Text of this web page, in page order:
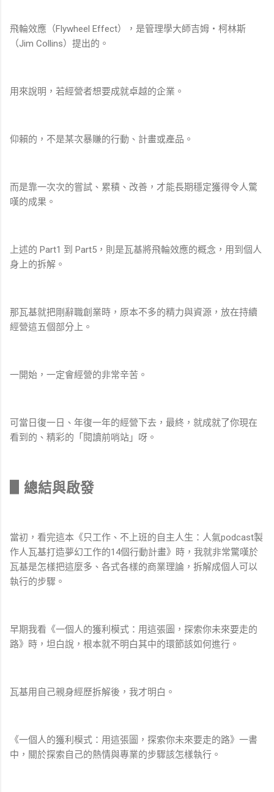
飛輪效應（Flywheel Effect），是管理學大師吉姆・柯林斯
（Jim Collins）提出的。
用來說明，若經營者想要成就卓越的企業。
仰賴的，不是某次暴賺的行動、計畫或產品。
而是靠一次次的嘗試、累積、改善，才能長期穩定獲得令人驚
嘆的成果。
上述的 Part1 到 Part5，則是瓦基將飛輪效應的概念，用到個人
身上的拆解。
那瓦基就把剛辭職創業時，原本不多的精力與資源，放在持續
經營這五個部分上。
一開始，一定會經營的非常辛苦。
可當日復一日、年復一年的經營下去，最終，就成就了你現在
看到的、精彩的「閱讀前哨站」呀。
▋總結與啟發
當初，看完這本《只工作、不上班的自主人生：人氣podcast製
作人瓦基打造夢幻工作的14個行動計畫》時，我就非常驚嘆於
瓦基是怎樣把這麼多、各式各樣的商業理論，拆解成個人可以
執行的步驟。
早期我看《一個人的獲利模式：用這張圖，探索你未來要走的
路》時，坦白說，根本就不明白其中的環節該如何進行。
瓦基用自己親身經歷拆解後，我才明白。
《一個人的獲利模式：用這張圖，探索你未來要走的路》一書
中，關於探索自己的熱情與專業的步驟該怎樣執行。